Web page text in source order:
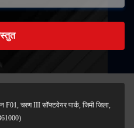
F01, चरण III सॉफ्टवेयर पार्क, जिमी जिला,